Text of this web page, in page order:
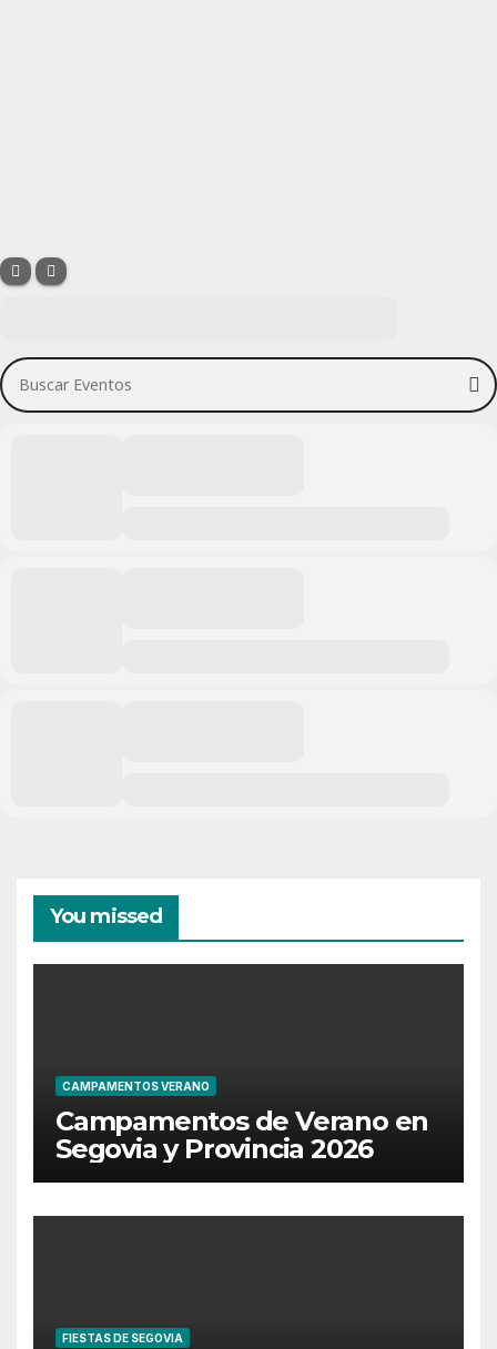
Buscar Eventos
You missed
CAMPAMENTOS VERANO
Campamentos de Verano en
Segovia y Provincia 2026
FIESTAS DE SEGOVIA